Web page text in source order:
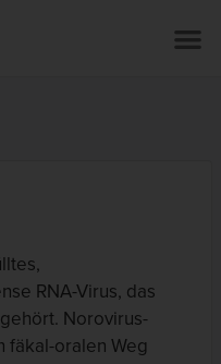
RNA-Virus, das
gehört. Norovirus-
fäkal-oralen Weg